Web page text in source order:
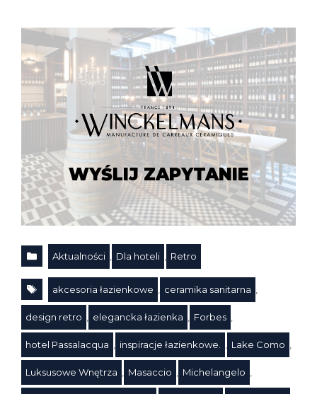
WYŚLIJ ZAPYTANIE
KategorieAktualności Dla hoteli Retro
akcesoria łazienkowe ceramika sanitarna
design retro elegancka łazienka Forbes
hotel Passalacqua inspiracje łazienkowe. Lake Como
Luksusowe Wnętrza Masaccio Michelangelo